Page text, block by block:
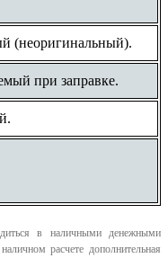
(неоригинальный).
при заправке.
в наличными денежными
расчете дополнительная